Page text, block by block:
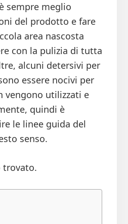
sempre meglio
del prodotto e fare
area nascosta
con la pulizia di tutta
alcuni detersivi per
essere nocivi per
vengono utilizzati e
quindi è
le linee guida del
senso.
trovato.